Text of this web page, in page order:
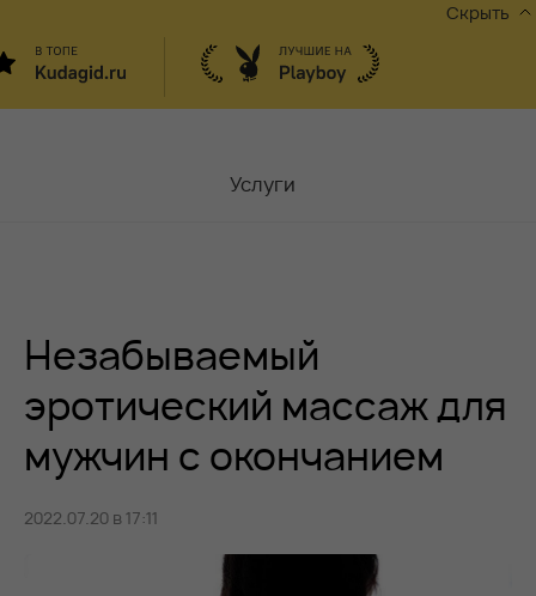
Скрыть
Услуги
Акции
Вакансии
Незабываемый
эротический массаж для
мужчин с окончанием
2022.07.20 в 17:11